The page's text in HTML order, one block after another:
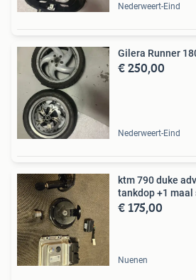
Nederweert-Eind
Gilera Runner
€ 250,00
Nederweert-Eind
ktm 790 duke
tankdop +1 maal
€ 175,00
Nuenen